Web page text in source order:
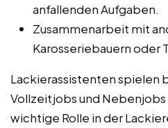
anfallenden Aufgaben.
Zusammenarbeit mit
Karosseriebauern oder
Lackierassistenten spielen
Vollzeitjobs und Nebenjobs
wichtige Rolle in der